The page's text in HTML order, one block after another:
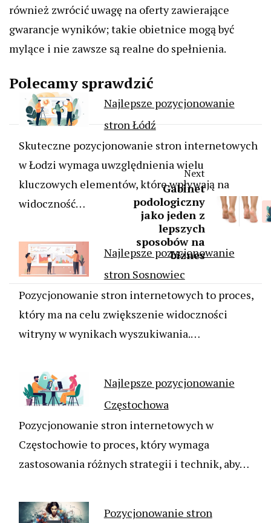
również zwrócić uwagę na oferty zawierające
gwarancje wyników; takie obietnice mogą być
mylące i nie zawsze są realne do spełnienia.
Polecamy sprawdzić
Najlepsze pozycjonowanie
stron Łódź
Skuteczne pozycjonowanie stron internetowych
w Łodzi wymaga uwzględnienia wielu
kluczowych elementów, które wpływają na
widoczność…
Najlepsze pozycjonowanie
stron Sosnowiec
Pozycjonowanie stron internetowych to proces,
który ma na celu zwiększenie widoczności
witryny w wynikach wyszukiwania.…
Najlepsze pozycjonowanie
Częstochowa
Pozycjonowanie stron internetowych w
Częstochowie to proces, który wymaga
zastosowania różnych strategii i technik, aby…
Pozycjonowanie stron
Next
Gabinet
podologiczny
jako jeden z
lepszych
sposobów na
biznes